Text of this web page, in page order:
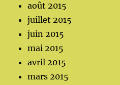
août 2015
juillet 2015
juin 2015
mai 2015
avril 2015
mars 2015